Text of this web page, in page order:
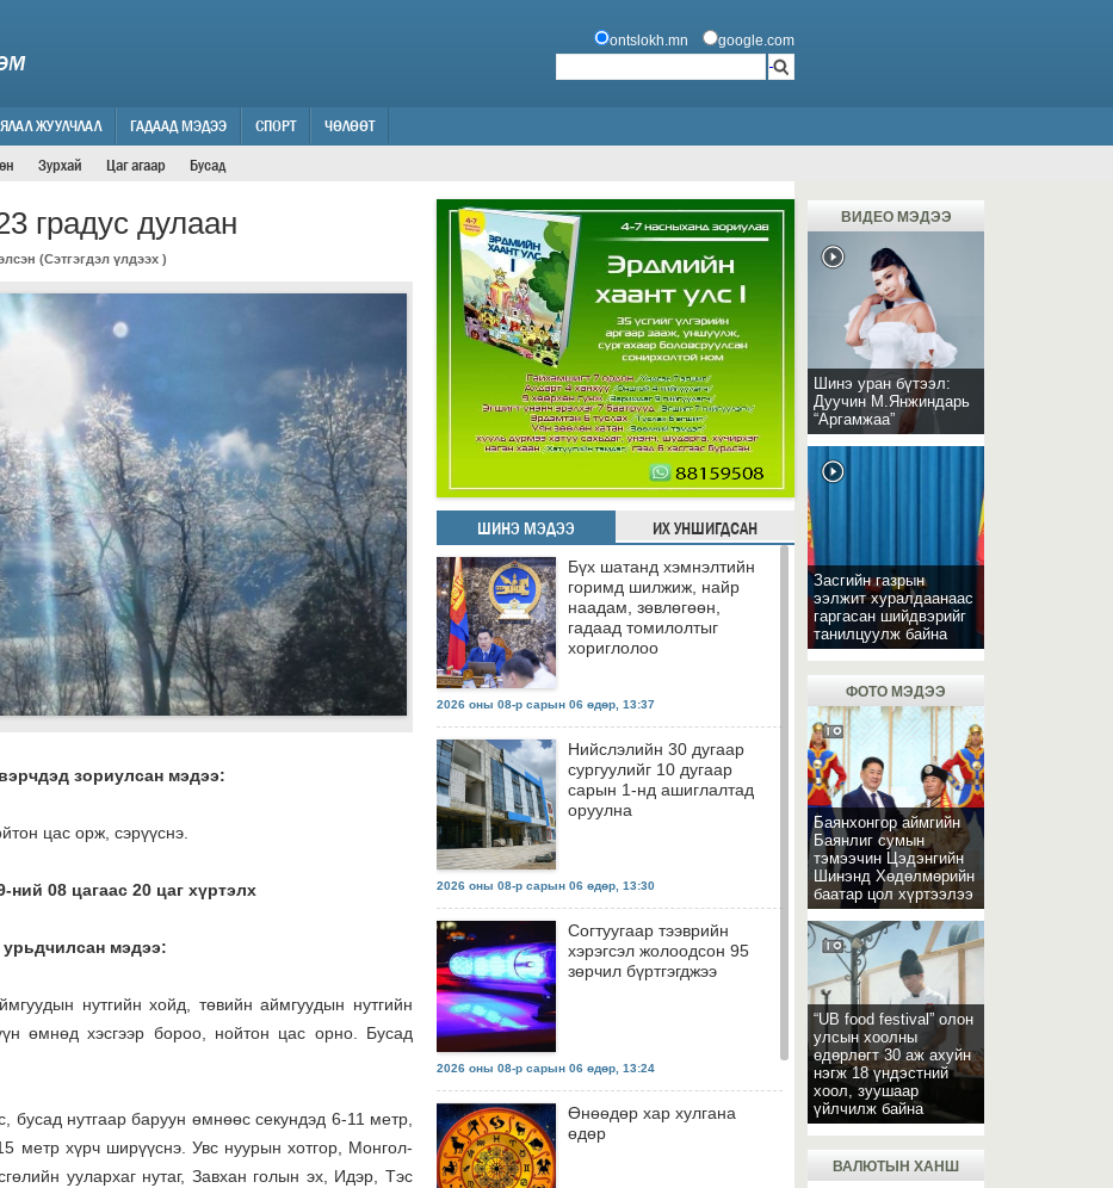
ontslokh.mn google.com
ЖУУЛЧЛАЛ ГАДААД МЭДЭЭ СПОРТ
ЧӨЛӨӨТ
Зурхай Цаг агаар Бусад
градус дулаан
(Сэтгэгдэл үлдээх )
зориулсан мэдээ:
цас орж, сэрүүснэ.
08 цагаас 20 цаг хүртэлх
урьдчилсан мэдээ:
нутгийн хойд, төвийн аймгуудын нутгийн
өмнөд хэсгээр бороо, нойтон цас орно. Бусад
бусад нутгаар баруун өмнөөс секундэд 6-11 метр,
метр хүрч ширүүснэ. Увс нуурын хотгор, Монгол-
уулархаг нутаг, Завхан голын эх, Идэр, Тэс
ШИНЭ МЭДЭЭ ИХ УНШИГДСАН
Бүх шатанд хэмнэлтийн
горимд шилжиж, найр
наадам, зөвлөгөөн,
гадаад томилолтыг
хориглолоо
2026 оны 08-р сарын 06 өдөр, 13:37
Нийслэлийн 30 дугаар
сургуулийг 10 дугаар
сарын 1-нд ашиглалтад
оруулна
2026 оны 08-р сарын 06 өдөр, 13:30
Согтуугаар тээврийн
хэрэгсэл жолоодсон 95
зөрчил бүртгэгджээ
2026 оны 08-р сарын 06 өдөр, 13:24
Өнөөдөр хар хулгана
өдөр
ВИДЕО МЭДЭЭ
Шинэ уран бүтээл:
Дуучин М.Янжиндарь
“Аргамжаа”
Засгийн газрын
ээлжит хуралдаанаас
гаргасан шийдвэрийг
танилцуулж байна
ФОТО МЭДЭЭ
Баянхонгор аймгийн
Баянлиг сумын
тэмээчин Цэдэнгийн
Шинэнд Хөдөлмөрийн
баатар цол хүртээлээ
“UB food festival” олон
улсын хоолны
өдөрлөгт 30 аж ахуйн
нэгж 18 үндэстний
хоол, зуушаар
үйлчилж байна
ВАЛЮТЫН ХАНШ